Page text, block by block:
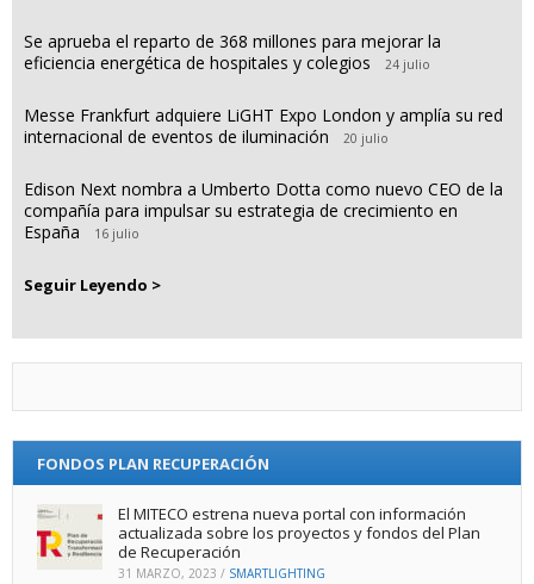
Se aprueba el reparto de 368 millones para mejorar la
eficiencia energética de hospitales y colegios
24 julio
Messe Frankfurt adquiere LiGHT Expo London y amplía su red
internacional de eventos de iluminación
20 julio
Edison Next nombra a Umberto Dotta como nuevo CEO de la
compañía para impulsar su estrategia de crecimiento en
España
16 julio
Seguir Leyendo >
FONDOS PLAN RECUPERACIÓN
El MITECO estrena nueva portal con información
actualizada sobre los proyectos y fondos del Plan
de Recuperación
31 MARZO, 2023 / SMARTLIGHTING